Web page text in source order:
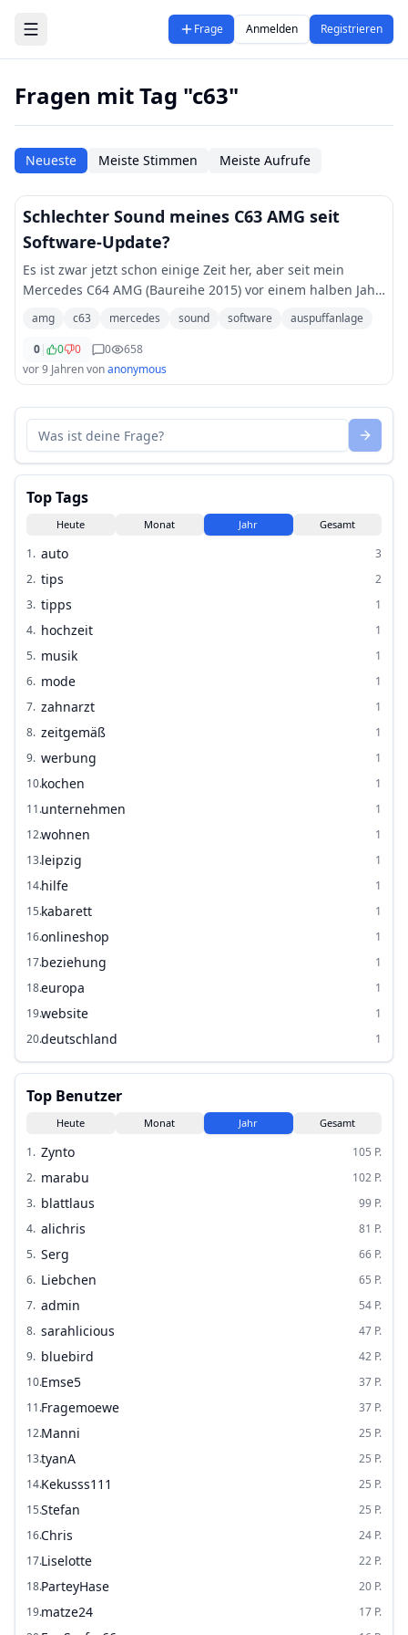
Zum Hauptinhalt springen
Frage Anmelden Registrieren
Fragen mit Tag "c63"
Neueste Meiste Stimmen Meiste Aufrufe
Schlechter Sound meines C63 AMG seit
Software-Update?
Es ist zwar jetzt schon einige Zeit her, aber seit mein
Mercedes C64 AMG (Baureihe 2015) vor einem halben Jahr
oder so ein Software-Update bekommen hat, kann ich die
Auspuffklappen nicht mehr so steue
amg c63 mercedes sound software
auspuffanlage
0| 0 0 0
658
vor 9 Jahrenvonanonymous
Top Tags
Heute Monat Jahr Gesamt
1. auto
3
2. tips
2
3. tipps
1
4. hochzeit
1
5. musik
1
6. mode
1
7. zahnarzt
1
8. zeitgemäß
1
9. werbung
1
10.kochen
1
11.unternehmen
1
12.wohnen
1
13.leipzig
1
14.hilfe
1
15.kabarett
1
16.onlineshop
1
17.beziehung
1
18.europa
1
19.website
1
20.deutschland 1
Top Benutzer
Heute Monat Jahr Gesamt
1. Zynto 105 P.
2. marabu 102 P.
3. blattlaus 99 P.
4. alichris 81 P.
5. Serg 66 P.
6. Liebchen 65 P.
7. admin 54 P.
8. sarahlicious 47 P.
9. bluebird 42 P.
10.Emse5 37 P.
11.Fragemoewe 37 P.
12.Manni 25 P.
13.tyanA 25 P.
14.Kekusss111 25 P.
15.Stefan 25 P.
16.Chris 24 P.
17.Liselotte 22 P.
18.ParteyHase 20 P.
19.matze24 17 P.